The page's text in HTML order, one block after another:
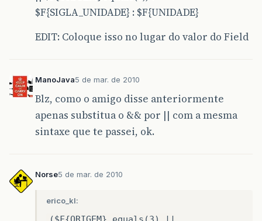
$F{SIGLA_UNIDADE} : $F{UNIDADE}
EDIT: Coloque isso no lugar do valor do Field
ManoJava5 de mar. de 2010
Blz, como o amigo disse anteriormente
apenas substitua o && por || com a mesma
sintaxe que te passei, ok.
Norse5 de mar. de 2010
erico_kl: